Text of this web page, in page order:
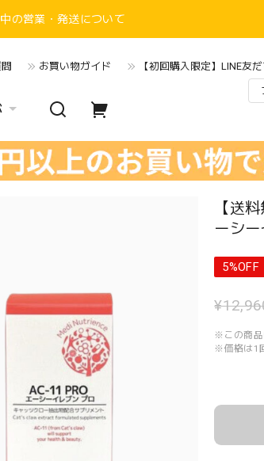
の営業・発送について
お買い物ガイド 【初回購入限定】LINE友
【送
ーシー
5%OFF
※この商品
※価格は1